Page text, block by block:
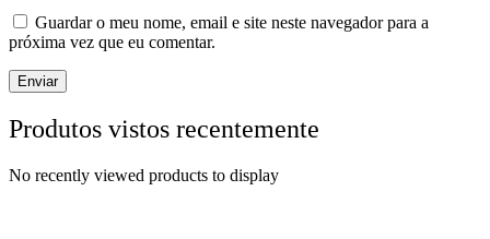
Guardar o meu nome, email e site neste navegador para a
próxima vez que eu comentar.
Produtos vistos recentemente
No recently viewed products to display